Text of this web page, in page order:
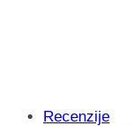
Recenzije